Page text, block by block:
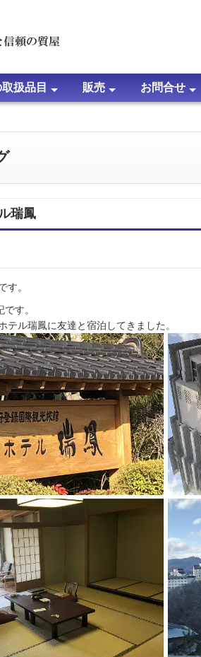
扱品目 販売 お問合せ
瑞鳳
す。
す。
テル瑞鳳に友達と宿泊してきました。